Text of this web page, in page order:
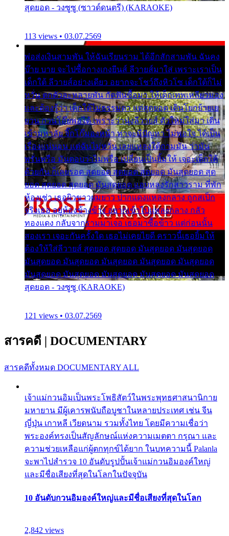
สุดยอด - วงซูซู (ซาวด์ดนตรี) (KARAOKE)
113 views • 03.07.2569
พ่อส่งเงินสามพัน ให้ฉันเรียนราม ได้อีกสักสามพัน ฉันคง
บ๊าย บาย จะไปซื้อกางเกงยีนส์ ลีวายส์มาใส่ เพราะเราเป็น
เด็กใต้ ลีวายส์อย่างเดียว อยากจะโชว์ถึงหิวโซ เด็กใต้ก็ไม่
หวั่น ตกตัวละหลายพัน กัดฟันซื้อมา ให้เด็กเทพเหลียวมอง
และต้องรู้ว่า เด็กใต้ไม่ธรรมดา แต่สุดยอด เดินโยกย้ายเย
ยวน กวนโอ๊ยพอได้ เพราะว่านุ่งลีวายส์ ตัวใหม่ใส่มา เดิน
เข้ามหาลัย จิ๊กโก๊มองหน้า ท่าจะมีปัญหา ไม่พอใจ ได้เป็น
เรื่องแน่นอน แต่ฉันไม่หวั่น เลยแหลงใต้ถามมัน ว่ามัน
พรั่นพรือ มันตอบว่าไม่พรื่อ เปลี่ยนเป็นยิ้มให้ เจอะเด็กใต้
ด้วยกัน ก็เลยรอด สุดยอด สุดยอด สุดยอด มันสุดยอด สุด
ยอด สุดยอด สุดยอด มันสุดยอด แอบหลงรักสาวราม ที่พัก
ห้องเช่า เธอผิวขาวผมยาว ปากแดงแหลงกลาง ถูกสเป็ก
จริงเธอ อยู่ห้องข้างข้าง อยากเข้าไปแหลงกลาง กลัว
ทองแดง กลับจากรามมาเจอ เธอมาซื้อข้าว แต่ก่อนนั้น
สองเรา เจอะกันครั้งใด เธอไม่เคยไยดี คราวนี้เธอยิ้มให้
ต้องให้ใส่ลีวายส์ สุดยอด สุดยอด มันสุดยอด มันสุดยอด
มันสุดยอด มันสุดยอด มันสุดยอด มันสุดยอด มันสุดยอด
มันสุดยอด มันสุดยอด มันสุดยอด มันสุดยอด มันสุดยอด
สุดยอด - วงซูซู (KARAOKE)
121 views • 03.07.2569
สารคดี | DOCUMENTARY
สารคดีทั้งหมด DOCUMENTARY ALL
เจ้าแม่กวนอิมเป็นพระโพธิสัตว์ในพระพุทธศาสนานิกาย
มหายาน มีผู้เคารพนับถือบูชาในหลายประเทศ เช่น จีน
ญี่ปุ่น เกาหลี เวียดนาม รวมทั้งไทย โดยมีความเชื่อว่า
พระองค์ทรงเป็นสัญลักษณ์แห่งความเมตตา กรุณา และ
ความช่วยเหลือแก่ผู้ตกทุกข์ได้ยาก ในบทความนี้ Palanla
จะพาไปสำรวจ 10 อันดับรูปปั้นเจ้าแม่กวนอิมองค์ใหญ่
และมีชื่อเสียงที่สุดในโลกในปัจจุบัน
10 อันดับกวนอิมองค์ใหญ่และมีชื่อเสียงที่สุดในโลก
2,842 views